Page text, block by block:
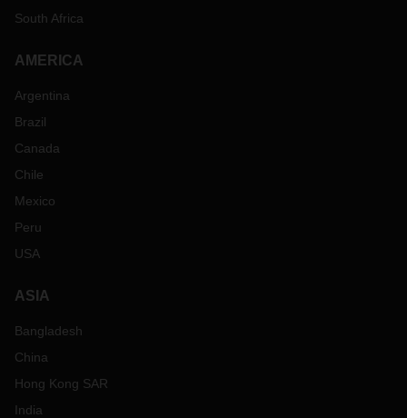
South Africa
AMERICA
Argentina
Brazil
Canada
Chile
Mexico
Peru
USA
ASIA
Bangladesh
China
Hong Kong SAR
India